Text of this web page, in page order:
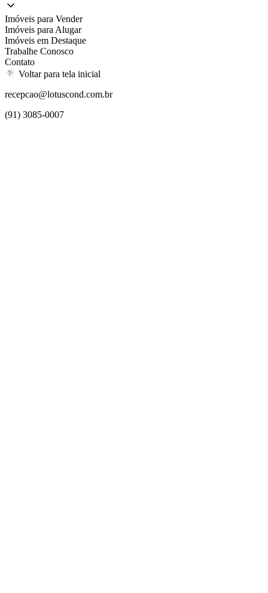
Imóveis para Vender
Imóveis para Alugar
Imóveis em Destaque
Trabalhe Conosco
Contato
Voltar para tela inicial
recepcao@lotuscond.com.br
(91) 3085-0007